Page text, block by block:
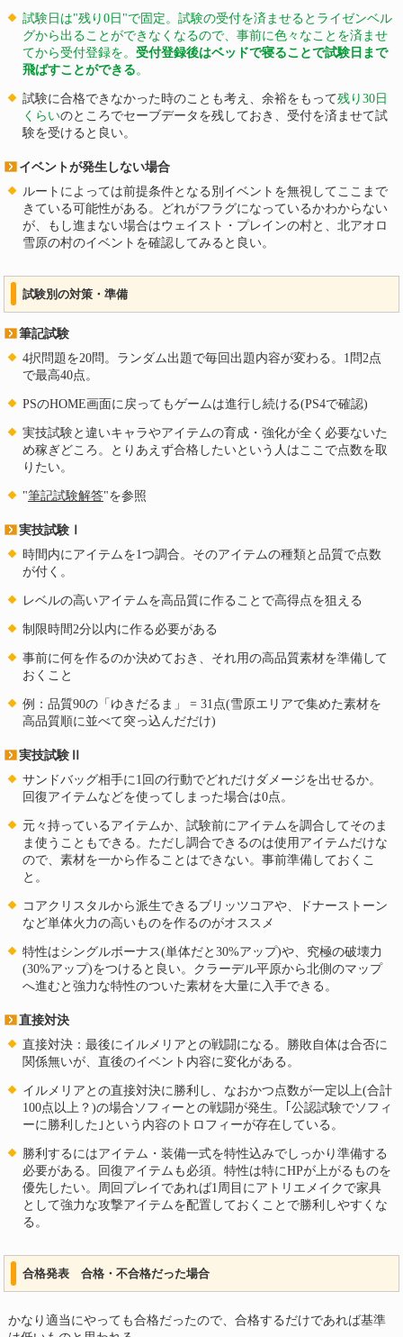
試験日は"残り0日"で固定。試験の受付を済ませるとライゼンベル
グから出ることができなくなるので、事前に色々なことを済ませ
てから受付登録を。 受付登録後はベッドで寝ることで試験日まで
飛ばすことができる 。
試験に合格できなかった時のことも考え、余裕をもって残り30日
くらいのところでセーブデータを残しておき、受付を済ませて試
験を受けると良い。
イベントが発生しない場合
ルートによっては前提条件となる別イベントを無視してここまで
きている可能性がある。どれがフラグになっているかわからない
が、もし進まない場合はウェイスト・プレインの村と、北アオロ
雪原の村のイベントを確認してみると良い。
試験別の対策・準備
筆記試験
4択問題を20問。ランダム出題で毎回出題内容が変わる。1問2点
で最高40点。
PSのHOME画面に戻ってもゲームは進行し続ける(PS4で確認)
実技試験と違いキャラやアイテムの育成・強化が全く必要ないた
め稼ぎどころ。とりあえず合格したいという人はここで点数を取
りたい。
"筆記試験解答"を参照
実技試験Ⅰ
時間内にアイテムを1つ調合。そのアイテムの種類と品質で点数
が付く。
レベルの高いアイテムを高品質に作ることで高得点を狙える
制限時間2分以内に作る必要がある
事前に何を作るのか決めておき、それ用の高品質素材を準備して
おくこと
例：品質90の「ゆきだるま」 = 31点(雪原エリアで集めた素材を
高品質順に並べて突っ込んだだけ)
実技試験Ⅱ
サンドバッグ相手に1回の行動でどれだけダメージを出せるか。
回復アイテムなどを使ってしまった場合は0点。
元々持っているアイテムか、試験前にアイテムを調合してそのま
ま使うこともできる。ただし調合できるのは使用アイテムだけな
ので、素材を一から作ることはできない。事前準備しておくこ
と。
コアクリスタルから派生できるブリッツコアや、ドナーストーン
など単体火力の高いものを作るのがオススメ
特性はシングルボーナス(単体だと30%アップ)や、究極の破壊力
(30%アップ)をつけると良い。クラーデル平原から北側のマップ
へ進むと強力な特性のついた素材を大量に入手できる。
直接対決
直接対決：最後にイルメリアとの戦闘になる。勝敗自体は合否に
関係無いが、直後のイベント内容に変化がある。
イルメリアとの直接対決に勝利し、なおかつ点数が一定以上(合計
100点以上？)の場合ソフィーとの戦闘が発生。｢公認試験でソフィ
ーに勝利した｣という内容のトロフィーが存在している。
勝利するにはアイテム・装備一式を特性込みでしっかり準備する
必要がある。回復アイテムも必須。特性は特にHPが上がるものを
優先したい。周回プレイであれば1周目にアトリエメイクで家具
として強力な攻撃アイテムを配置しておくことで勝利しやすくな
る。
合格発表 合格・不合格だった場合
かなり適当にやっても合格だったので、合格するだけであれば基準